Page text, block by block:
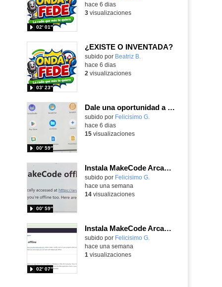
02′ 01″
hace 6 dias
3visualizaciones
¿EXISTE O INVENTADA?
Contenido educativo.
subido por Beatriz B.
03′ 23″
hace 6 dias
2 visualizaciones
Dale una oportunidad a los Chromebooks y utiliza un proyector para realizar talleres si no tienes pantallas táctiles
Contenido educativo.
subido por Felicisimo G.
00′ 59″
hace 6 dias
15visualizaciones
Instala MakeCode Arcade para trabajar offline en tu tablet, ordenador, Chromebook
Contenido educativo.
subido por Felicisimo G.
00′ 59″
hace una semana
14visualizaciones
Instala MakeCode Arcade offline para programar grandes juegos sin necesidad de Internet
Contenido educativo.
subido por Felicisimo G.
02′ 07″
hace una semana
1 visualizaciones